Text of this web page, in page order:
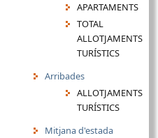
APARTAMENTS
TOTAL
ALLOTJAMENTS
TURÍSTICS
Arribades
ALLOTJAMENTS
TURÍSTICS
Mitjana d'estada